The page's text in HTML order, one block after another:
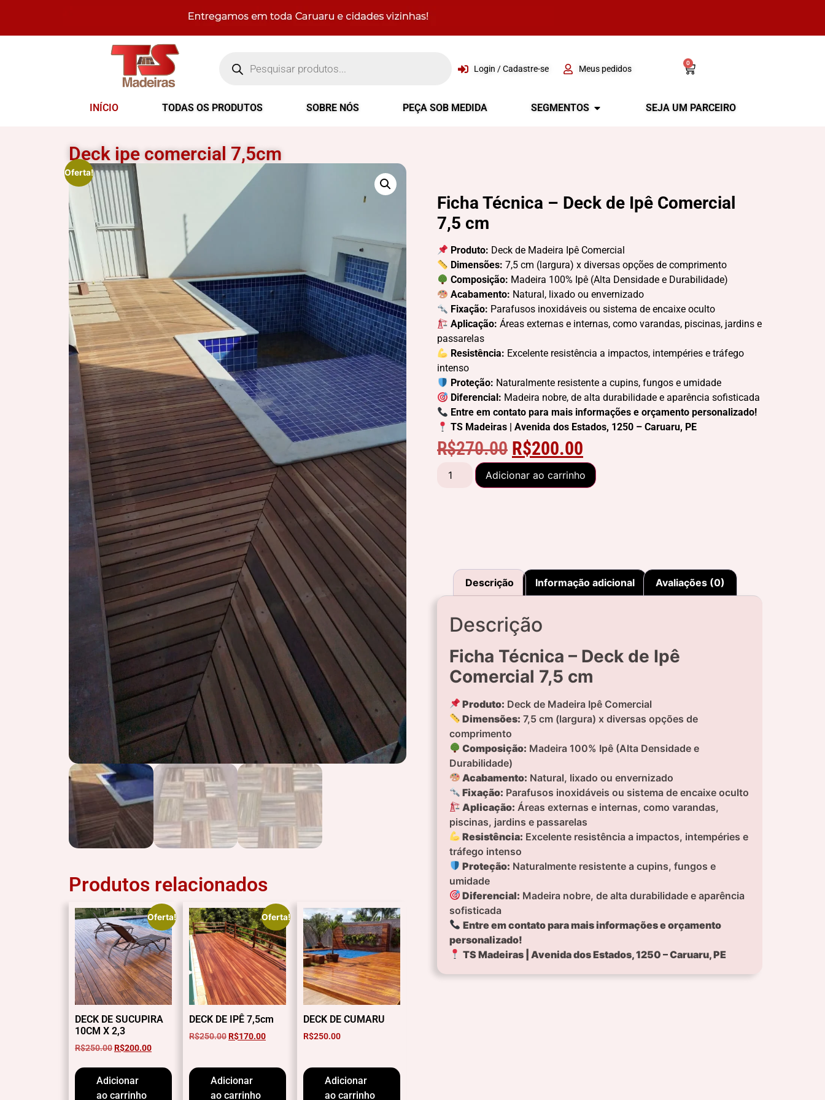
Login / Cadastre-se Meus pedidos
0
INÍCIO TODAS OS PRODUTOS SOBRE NÓS PEÇA SOB MEDIDA SEGMENTOS SEJA UM PARCEIRO
Deck ipe comercial 7,5cm
Oferta!
Produtos relacionados
Oferta!
DECK DE SUCUPIRA
10CM X 2,3
R$250.00R$200.00
Adicionar
ao carrinho
Oferta!
DECK DE IPÊ 7,5cm
R$250.00R$170.00
Adicionar
ao carrinho
DECK DE CUMARU
R$250.00
Adicionar
ao carrinho
Ficha Técnica – Deck de Ipê Comercial
7,5 cm
Produto: Deck de Madeira Ipê Comercial
Dimensões: 7,5 cm (largura) x diversas opções de comprimento
Composição: Madeira 100% Ipê (Alta Densidade e Durabilidade)
Acabamento: Natural, lixado ou envernizado
Fixação: Parafusos inoxidáveis ou sistema de encaixe oculto
Aplicação: Áreas externas e internas, como varandas, piscinas, jardins e
passarelas
Resistência: Excelente resistência a impactos, intempéries e tráfego
intenso
Proteção: Naturalmente resistente a cupins, fungos e umidade
Diferencial: Madeira nobre, de alta durabilidade e aparência sofisticada
Entre em contato para mais informações e orçamento personalizado!
TS Madeiras | Avenida dos Estados, 1250 – Caruaru, PE
R$270.00 R$200.00
Adicionar ao carrinho
Descrição Informação adicional Avaliações (0)
Descrição
Ficha Técnica – Deck de Ipê
Comercial 7,5 cm
Produto: Deck de Madeira Ipê Comercial
Dimensões: 7,5 cm (largura) x diversas opções de
comprimento
Composição: Madeira 100% Ipê (Alta Densidade e
Durabilidade)
Acabamento: Natural, lixado ou envernizado
Fixação: Parafusos inoxidáveis ou sistema de encaixe oculto
Aplicação: Áreas externas e internas, como varandas,
piscinas, jardins e passarelas
Resistência: Excelente resistência a impactos, intempéries e
tráfego intenso
Proteção: Naturalmente resistente a cupins, fungos e
umidade
Diferencial: Madeira nobre, de alta durabilidade e aparência
sofisticada
Entre em contato para mais informações e orçamento
personalizado!
TS Madeiras | Avenida dos Estados, 1250 – Caruaru, PE